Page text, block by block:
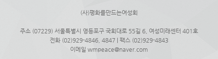
(사)평화를만드는여성회
주소 (07229) 서울특별시 영등포구 국회대로 55길 6, 여성미래센터 401호
전화 (02)929-4846, 4847 | 팩스 (02)929-4843
이메일 wmpeace@naver.com